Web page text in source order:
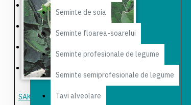
Seminte de soia
Seminte floarea-soarelui
Seminte profesionale de legume
Seminte semiprofesionale de legume
Tavi alveolare
Produse noi
Reduceri
Galerie foto
Contact
SAKATA